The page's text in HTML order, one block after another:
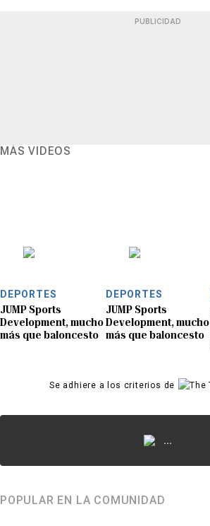
PUBLICIDAD
MÁS VIDEOS
DEPORTES
JUMP Sports
Development, mucho
más que baloncesto
DEPORTES
JUMP Sports
Development, mucho
más que baloncesto
Se adhiere a los criterios de
...
POPULAR EN LA COMUNIDAD